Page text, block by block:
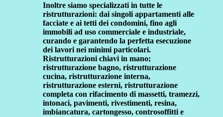
Inoltre siamo specializzati in tutte le
ristrutturazioni: dai singoli appartamenti alle
facciate e ai tetti dei condomini, fino agli
immobili ad uso commerciale e industriale,
curando e garantendo la perfetta esecuzione
dei lavori nei minimi particolari.
Ristrutturazioni chiavi in mano;
ristrutturazione bagno, ristrutturazione
cucina, ristrutturazione interna,
ristrutturazione esterni, ristrutturazione
completa con rifacimento di massetti, tramezzi,
intonaci, pavimenti, rivestimenti, resina,
imbiancatura, cartongesso, controsoffitti e